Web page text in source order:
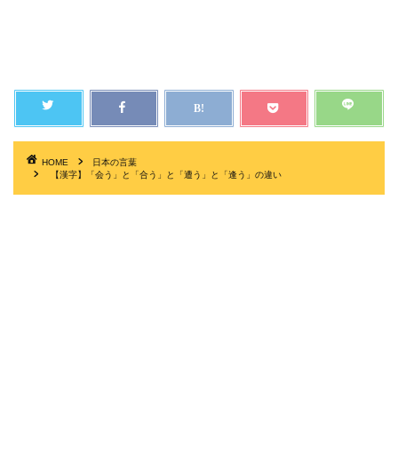
HOME
日本の言葉
【漢字】「会う」と「合う」と「遭う」と「逢う」の違い